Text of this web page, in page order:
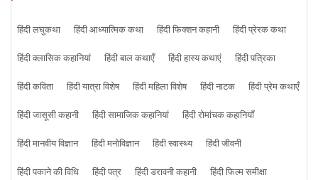
हिंदी लघुकथा हिंदी आध्यात्मिक कथा हिंदी फिक्शन कहानी
हिंदी प्रेरक कथा
हिंदी क्लासिक कहानियां
हिंदी बाल कथाएँ हिंदी हास्य कथाएं
हिंदी पत्रिका
हिंदी कविता
हिंदी यात्रा विशेष हिंदी महिला विशेष हिंदी नाटक
हिंदी प्रेम कथाएँ
हिंदी जासूसी कहानी
हिंदी सामाजिक कहानियां
हिंदी रोमांचक कहानियाँ
हिंदी मानवीय विज्ञान
हिंदी मनोविज्ञान हिंदी स्वास्थ्य
हिंदी जीवनी
हिंदी पकाने की विधि
हिंदी पत्र हिंदी डरावनी कहानी हिंदी फिल्म समीक्षा